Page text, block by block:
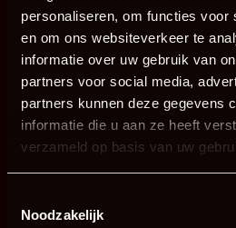
personaliseren, om functies voor
en om ons websiteverkeer te
informatie over uw gebruik van
partners voor social media,
partners kunnen deze gegevens
informatie die u aan ze heeft
verzameld op basis van uw
Noodzakelijk